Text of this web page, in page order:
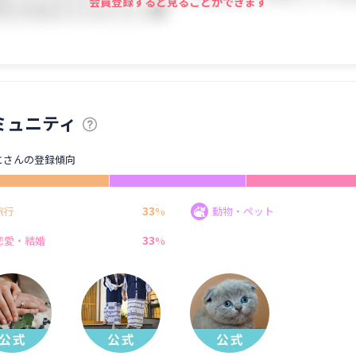
ュニティ
んの登録傾向
行 33%
動物・ペット
愛・結婚
33%